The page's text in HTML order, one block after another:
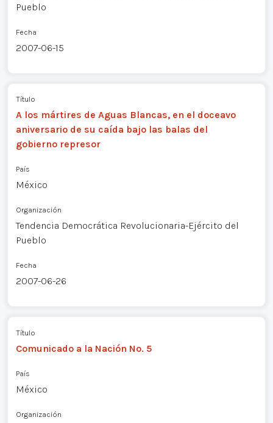
Pueblo
Fecha
2007-06-15
Título
A los mártires de Aguas Blancas, en el doceavo
aniversario de su caída bajo las balas del
gobierno represor
País
México
Organización
Tendencia Democrática Revolucionaria-Ejército del
Pueblo
Fecha
2007-06-26
Título
Comunicado a la Nación No. 5
País
México
Organización